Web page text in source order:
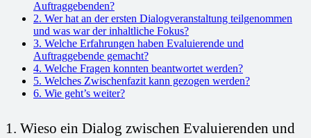
Auftraggebenden?
2. Wer hat an der ersten Dialogveranstaltung teilgenommen
und was war der inhaltliche Fokus?
3. Welche Erfahrungen haben Evaluierende und
Auftraggebende gemacht?
4. Welche Fragen konnten beantwortet werden?
5. Welches Zwischenfazit kann gezogen werden?
6. Wie geht’s weiter?
1. Wieso ein Dialog zwischen Evaluierenden und